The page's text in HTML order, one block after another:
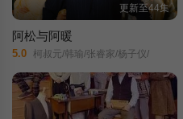
更新至44集
阿松与阿暖
5.0 柯叔元/韩瑜/张睿家/杨子仪/